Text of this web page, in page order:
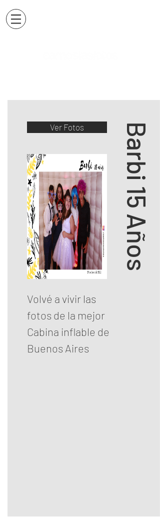
Ver Fotos Barbi 15 Años
Volvé a vivir las
fotos de la mejor
Cabina inflable de
Buenos Aires